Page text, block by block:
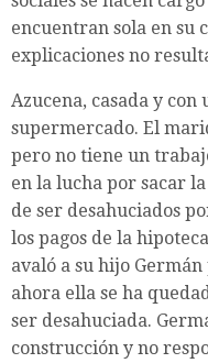
encuentran sola en su
explicaciones no
Azucena, casada y
supermercado. El
pero no tiene un
en la lucha por sacar
de ser desahuciados
los pagos de la
avaló a su hijo
ahora ella se ha
ser desahuciada.
construcción y no